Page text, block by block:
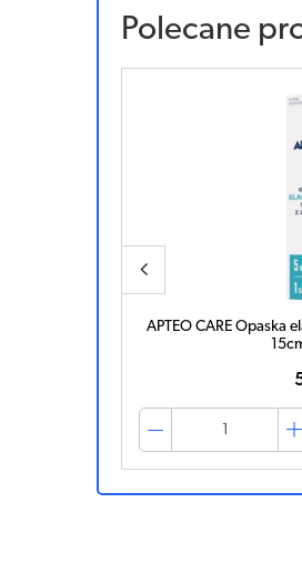
Polecane
APTEO CARE Opaska